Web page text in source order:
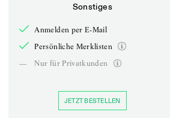
Sonstiges
Anmelden per E-Mail
Persönliche Merklisten
—
Nur für Privatkunden
JETZT BESTELLEN